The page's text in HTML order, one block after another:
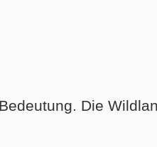
Die